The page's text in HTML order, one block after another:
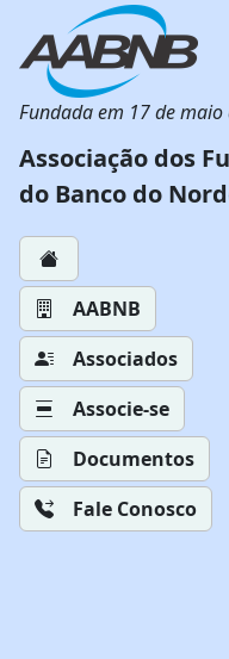
Fundada em 17 de maio
Associação dos
do Banco do
AABNB
Associados
Associe-se
Documentos
Fale Conosco